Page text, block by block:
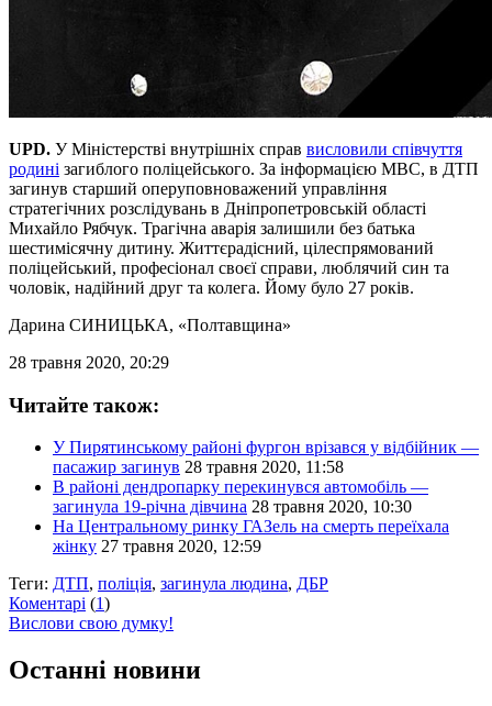
UPD. У Міністерстві внутрішніх справ висловили співчуття
родині загиблого поліцейського. За інформацією МВС, в ДТП
загинув старший оперуповноважений управління
стратегічних розслідувань в Дніпропетровській області
Михайло Рябчук. Трагічна аварія залишили без батька
шестимісячну дитину. Життєрадісний, цілеспрямований
поліцейський, професіонал своєї справи, люблячий син та
чоловік, надійний друг та колега. Йому було 27 років.
Дарина СИНИЦЬКА, «Полтавщина»
28 травня 2020, 20:29
Читайте також:
У Пирятинському районі фургон врізався у відбійник —
пасажир загинув 28 травня 2020, 11:58
В районі дендропарку перекинувся автомобіль —
загинула 19-річна дівчина 28 травня 2020, 10:30
На Центральному ринку ГАЗель на смерть переїхала
жінку 27 травня 2020, 12:59
Теги: ДТП, поліція, загинула людина, ДБР
Коментарі (1)
Вислови свою думку!
Останні новини